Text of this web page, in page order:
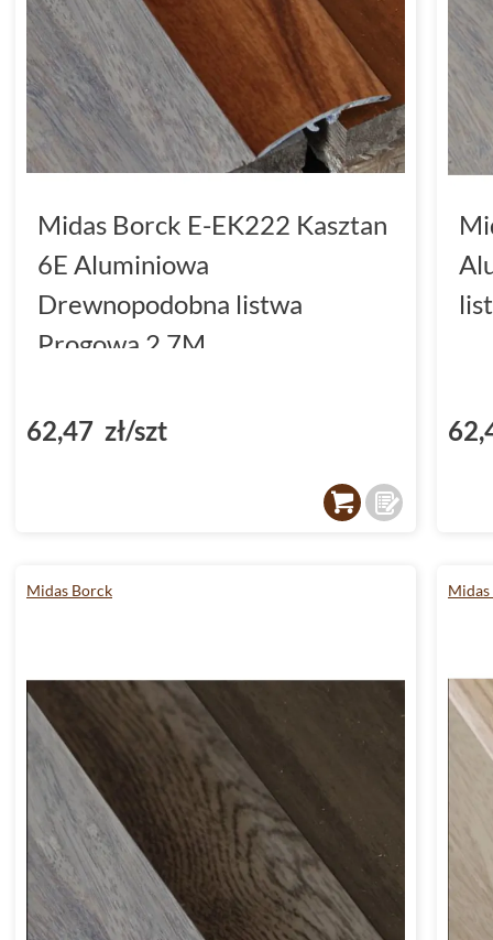
Midas Borck E-EK222 Kasztan
6E Aluminiowa
Drewnopodobna listwa
Progowa 2.7M
62,47 zł/szt
Midas Borck